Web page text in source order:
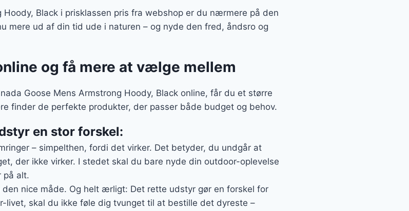
Hoody, Black i prisklassen pris fra webshop er du nærmere på den
mere ud af din tid ude i naturen – og nyde den fred, åndsro og
og få mere at vælge mellem
Goose Mens Armstrong Hoody, Black online, får du et større
finder de perfekte produkter, der passer både budget og behov.
en stor forskel:
– simpelthen, fordi det virker. Det betyder, du undgår at
der ikke virker. I stedet skal du bare nyde din outdoor-oplevelse
på alt.
nice måde. Og helt ærligt: Det rette udstyr gør en forskel for
livet, skal du ikke føle dig tvunget til at bestille det dyreste –